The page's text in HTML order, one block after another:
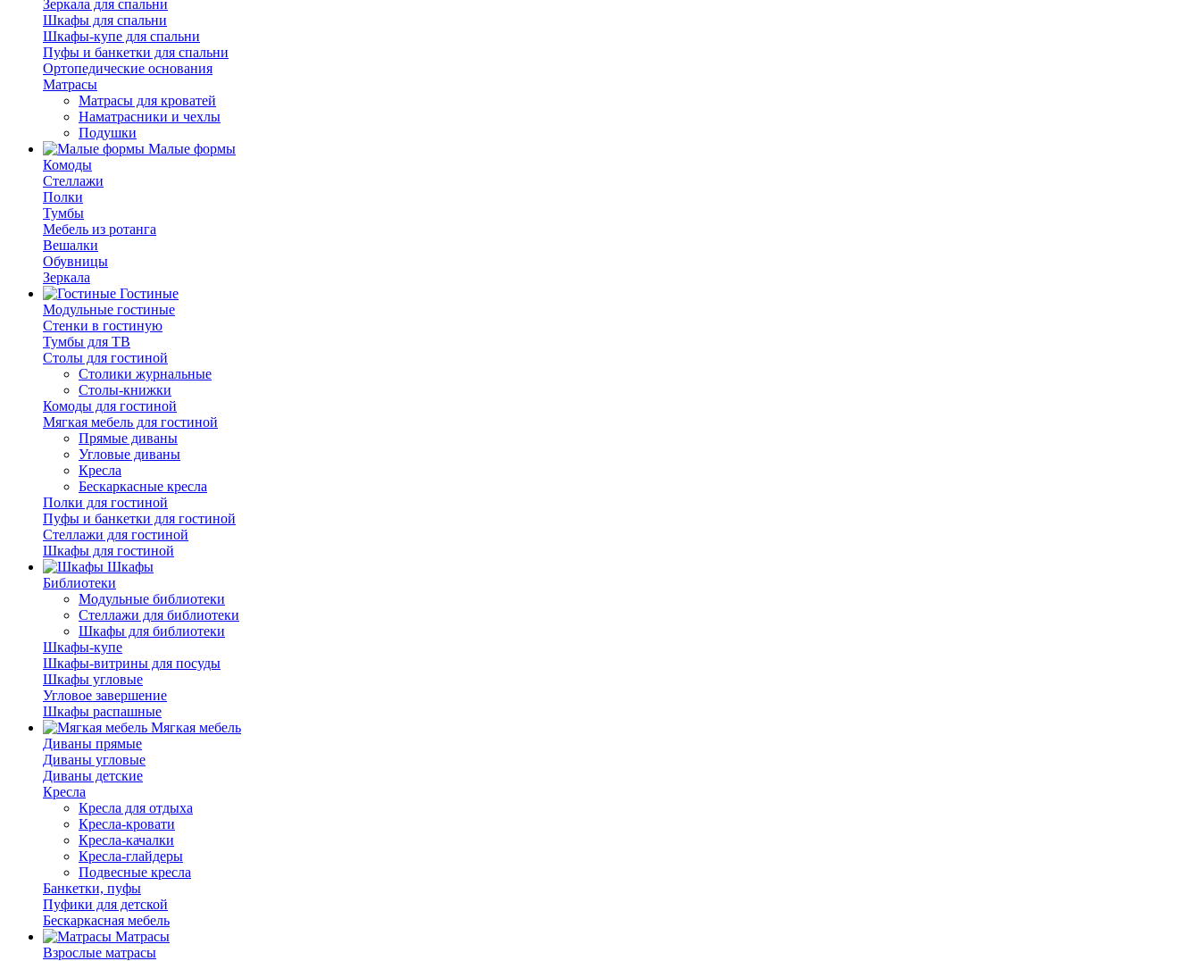
Зеркала для спальни
Шкафы для спальни
Шкафы-купе для спальни
Пуфы и банкетки для спальни
Ортопедические основания
Матрасы
Матрасы для кроватей
Наматрасники и чехлы
Подушки
Малые формы
Комоды
Стеллажи
Полки
Тумбы
Мебель из ротанга
Вешалки
Обувницы
Зеркала
Гостиные
Модульные гостиные
Стенки в гостиную
Тумбы для ТВ
Столы для гостиной
Столики журнальные
Столы-книжки
Комоды для гостиной
Мягкая мебель для гостиной
Прямые диваны
Угловые диваны
Кресла
Бескаркасные кресла
Полки для гостиной
Пуфы и банкетки для гостиной
Стеллажи для гостиной
Шкафы для гостиной
Шкафы
Библиотеки
Модульные библиотеки
Стеллажи для библиотеки
Шкафы для библиотеки
Шкафы-купе
Шкафы-витрины для посуды
Шкафы угловые
Угловое завершение
Шкафы распашные
Мягкая мебель
Диваны прямые
Диваны угловые
Диваны детские
Кресла
Кресла для отдыха
Кресла-кровати
Кресла-качалки
Кресла-глайдеры
Подвесные кресла
Банкетки, пуфы
Пуфики для детской
Бескаркасная мебель
Матрасы
Взрослые матрасы